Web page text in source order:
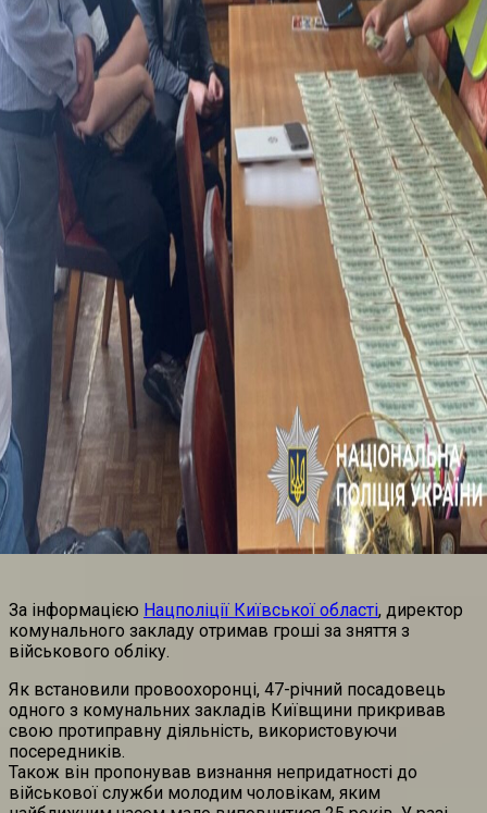
За інформацією Нацполіції Київської області, директор
комунального закладу отримав гроші за зняття з
військового обліку.
Як встановили провоохоронці, 47-річний посадовець
одного з комунальних закладів Київщини прикривав
свою протиправну діяльність, використовуючи
посередників.
Також він пропонував визнання непридатності до
військової служби молодим чоловікам, яким